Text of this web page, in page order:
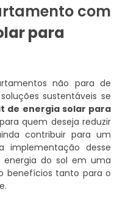
com
para
não para de
sustentáveis se
de energia solar para
quem deseja reduzir
contribuir para um
implementação desse
energia do sol em uma
benefícios tanto para o